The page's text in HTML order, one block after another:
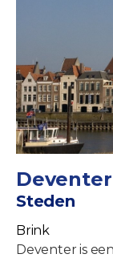
Deventer
Steden
Brink
Deventer is